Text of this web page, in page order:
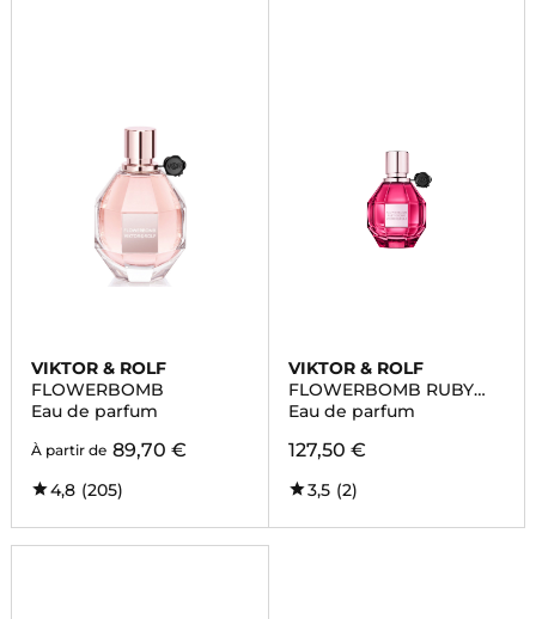
VIKTOR & ROLF
FLOWERBOMB
Eau de parfum
À partir de 89,70 €
4,8 (205)
VIKTOR & ROLF
FLOWERBOMB RUBY
ORCHID
Eau de parfum
127,50 €
3,5 (2)